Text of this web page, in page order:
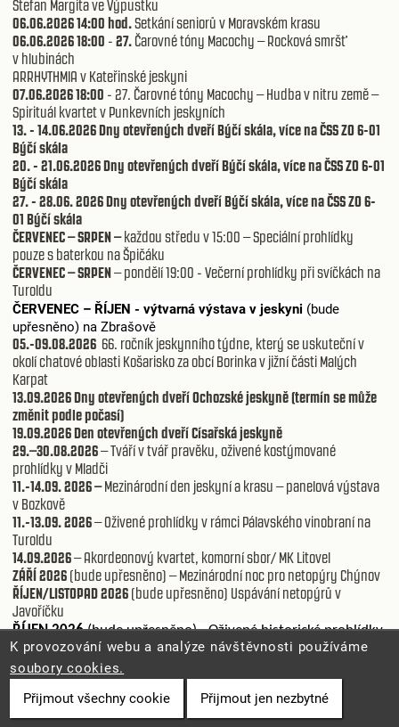
Štefan Margita ve Výpustku
06.06.2026 14:00 hod.Setkání seniorů v Moravském krasu
06.06.2026 18:00 - 27.Čarovné tóny Macochy – Rocková smršť
v hlubinách
ARRHYTHMIA v Kateřinské jeskyni
07.06.2026 18:00 - 27. Čarovné tóny Macochy – Hudba v nitru země –
Spirituál kvartet v Punkevních jeskyních
13. - 14.06.2026 Dny otevřených dveří Býčí skála, více na ČSS ZO 6-01
Býčí skála
20. - 21.06.2026 Dny otevřených dveří Býčí skála, více na ČSS ZO 6-01
Býčí skála
27. - 28.06. 2026 Dny otevřených dveří Býčí skála, více na ČSS ZO 6-
01 Býčí skála
ČERVENEC – SRPEN –každou středu v 15:00 – Speciální prohlídky
pouze s baterkou na Špičáku
ČERVENEC – SRPEN– pondělí 19:00 - Večerní prohlídky při svíčkách na
Turoldu
ČERVENEC – ŘÍJEN - výtvarná výstava v jeskyni (bude
upřesněno) na Zbrašově
05.-09.08.2026 66. ročník jeskynního týdne, který se uskuteční v
okolí chatové oblasti Košarisko za obcí Borinka v jižní části Malých
Karpat
13.09.2026 Dny otevřených dveří Ochozské jeskyně (termín se může
změnit podle počasí)
19.09.2026 Den otevřených dveří Císařská jeskyně
29.–30.08.2026– Tváří v tvář pravěku, oživené kostýmované
prohlídky v Mladči
11.-14.09. 2026 –Mezinárodní den jeskyní a krasu – panelová výstava
v Bozkově
11.-13.09. 2026– Oživené prohlídky v rámci Pálavského vinobraní na
Turoldu
14.09.2026– Akordeonový kvartet, komorní sbor/ MK Litovel
ZÁŘÍ 2026 (bude upřesněno) – Mezinárodní noc pro netopýry Chýnov
ŘÍJEN/LISTOPAD 2026 (bude upřesněno) Uspávání netopýrů v
Javoříčku
ŘÍJEN 2026(bude upřesněno) - Oživené historické prohlídky
v ve Sloupsko-šošůvské jeskyni
02.-05 10. 2026 Světový den geodiverzity –
03.10.2026 -Zahájení otužilecké sezony – FIDES Brno na Punkvě
K provozování webu a analýze návštěvnosti používáme
soubory cookies.
Přijmout všechny cookie
Přijmout jen nezbytné